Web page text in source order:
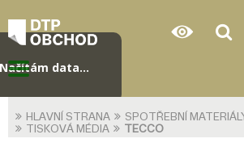
HLAVNÍ STRANA
SPOTŘEBNÍ
TISKOVÁ MÉDIA
TECCO
Načítám data...